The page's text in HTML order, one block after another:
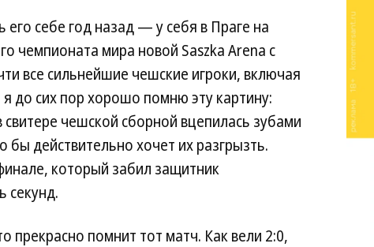
себе год назад — у себя в Праге на
чемпионата мира новой Saszka Arena с
все сильнейшие чешские игроки, включая
до сих пор хорошо помню эту картину:
чешской сборной вцепилась зубами
действительно хочет их разгрызть.
который забил защитник
секунд.
прекрасно помнит тот матч. Как вели 2:0,